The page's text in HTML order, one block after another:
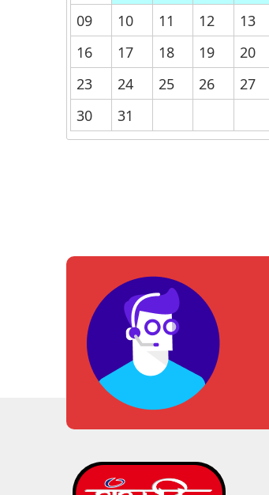
09
10 11 12 13
16
17 18 19 20
23
24 25 26 27
30
31